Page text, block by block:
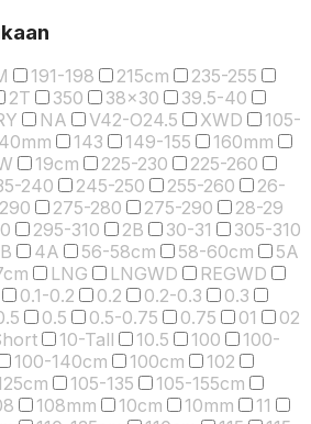
191-198 215cm
235-255
2T 350 38x30
39.5-40
NA V42-O24.5 XWD
105-
143 149-155
160mm
19cm 225-230
225-260
240 245-250 255-260
26-
275-280 275-290
28-29
295-310 2B 30-31
305-310
4A 56-58cm 58-60cm
5A
LNG LNGWD
REGWD
0.1-0.2 0.2 0.2-0.3
0.3
0.5 0.5-0.75 0.75 01
02
10-Tall 10.5 100
100-
100-140cm 100cm
102
105-135
105-155cm
108mm 10cm 10mm
11